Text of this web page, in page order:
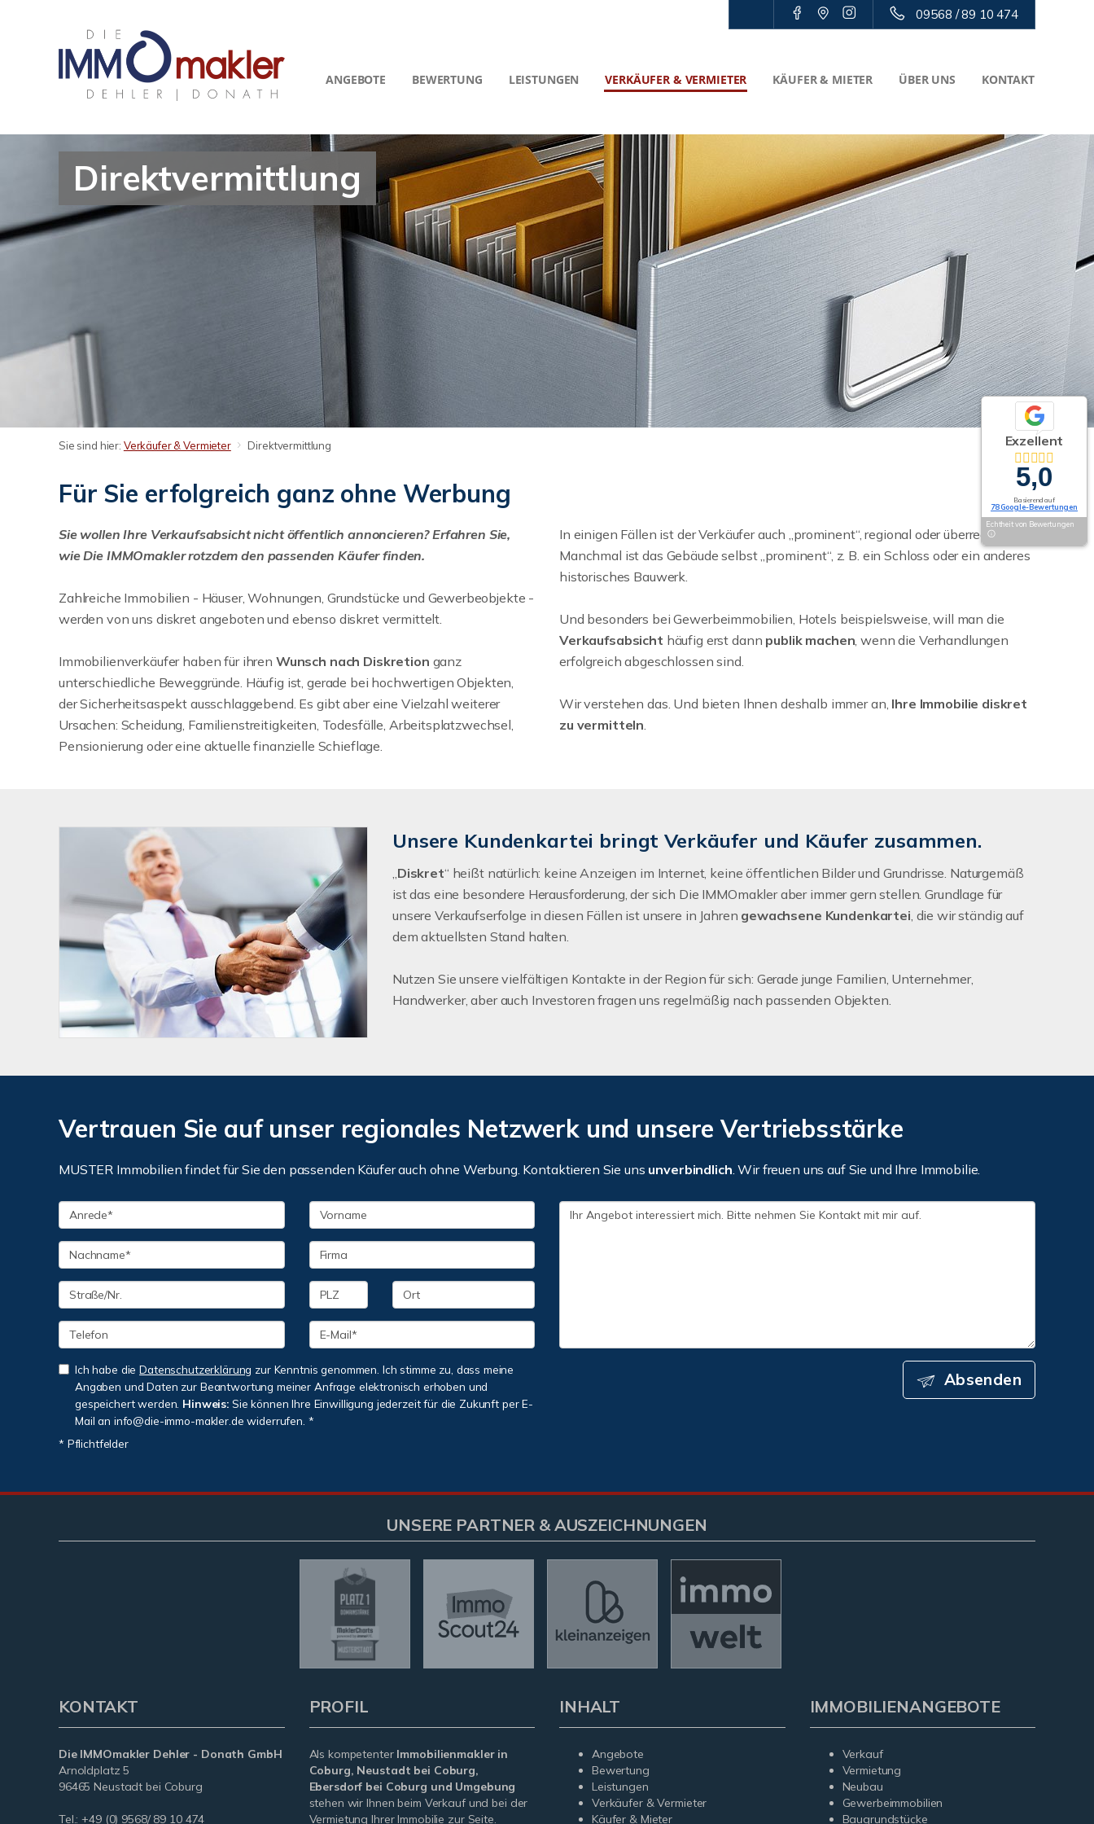
09568 / 89 10 474
ANGEBOTE BEWERTUNG LEISTUNGEN VERKÄUFER & VERMIETER KÄUFER & MIETER ÜBER UNS KONTAKT
Direktvermittlung
Sie sind hier: Verkäufer & Vermieter Direktvermittlung
Für Sie erfolgreich ganz ohne Werbung
Sie wollen Ihre Verkaufsabsicht nicht öffentlich annoncieren? Erfahren Sie,
wie Die IMMOmakler rotzdem den passenden Käufer finden.
Zahlreiche Immobilien - Häuser, Wohnungen, Grundstücke und Gewerbeobjekte -
werden von uns diskret angeboten und ebenso diskret vermittelt.
Immobilienverkäufer haben für ihren Wunsch nach Diskretion ganz
unterschiedliche Beweggründe. Häufig ist, gerade bei hochwertigen Objekten,
der Sicherheitsaspekt ausschlaggebend. Es gibt aber eine Vielzahl weiterer
Ursachen: Scheidung, Familienstreitigkeiten, Todesfälle, Arbeitsplatzwechsel,
Pensionierung oder eine aktuelle finanzielle Schieflage.
In einigen Fällen ist der Verkäufer auch „prominent“, regional oder überregional.
Manchmal ist das Gebäude selbst „prominent“, z. B. ein Schloss oder ein anderes
historisches Bauwerk.
Und besonders bei Gewerbeimmobilien, Hotels beispielsweise, will man die
Verkaufsabsicht häufig erst dann publik machen, wenn die Verhandlungen
erfolgreich abgeschlossen sind.
Wir verstehen das. Und bieten Ihnen deshalb immer an, Ihre Immobilie diskret
zu vermitteln.
Unsere Kundenkartei bringt Verkäufer und Käufer zusammen.
„Diskret“ heißt natürlich: keine Anzeigen im Internet, keine öffentlichen Bilder und Grundrisse. Naturgemäß
ist das eine besondere Herausforderung, der sich Die IMMOmakler aber immer gern stellen. Grundlage für
unsere Verkaufserfolge in diesen Fällen ist unsere in Jahren gewachsene Kundenkartei, die wir ständig auf
dem aktuellsten Stand halten.
Nutzen Sie unsere vielfältigen Kontakte in der Region für sich: Gerade junge Familien, Unternehmer,
Handwerker, aber auch Investoren fragen uns regelmäßig nach passenden Objekten.
Vertrauen Sie auf unser regionales Netzwerk und unsere Vertriebsstärke
MUSTER Immobilien findet für Sie den passenden Käufer auch ohne Werbung. Kontaktieren Sie uns unverbindlich. Wir freuen uns auf Sie und Ihre Immobilie.
Ich habe dieDatenschutzerklärung zur Kenntnis genommen. Ich stimme zu, dass meine
Angaben und Daten zur Beantwortung meiner Anfrage elektronisch erhoben und
gespeichert werden. Hinweis:Sie können Ihre Einwilligung jederzeit für die Zukunft per E-
Mail an info@die-immo-makler.de widerrufen. *
* Pflichtfelder
Absenden
Exzellent
5,0
Basierend auf
78 Google-Bewertungen
Echtheit von Bewertungen
UNSERE PARTNER & AUSZEICHNUNGEN
KONTAKT
Die IMMOmakler Dehler - Donath GmbH
Arnoldplatz 5
96465 Neustadt bei Coburg
Tel.: +49 (0) 9568/ 89 10 474
PROFIL
Als kompetenter Immobilienmakler in
Coburg, Neustadt bei Coburg,
Ebersdorf bei Coburg und Umgebung
stehen wir Ihnen beim Verkauf und bei der
Vermietung Ihrer Immobilie zur Seite.
INHALT
Angebote
Bewertung
Leistungen
Verkäufer & Vermieter
Käufer & Mieter
IMMOBILIENANGEBOTE
Verkauf
Vermietung
Neubau
Gewerbeimmobilien
Baugrundstücke